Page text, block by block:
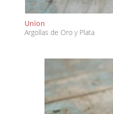
Union
Argollas de Oro y Plata